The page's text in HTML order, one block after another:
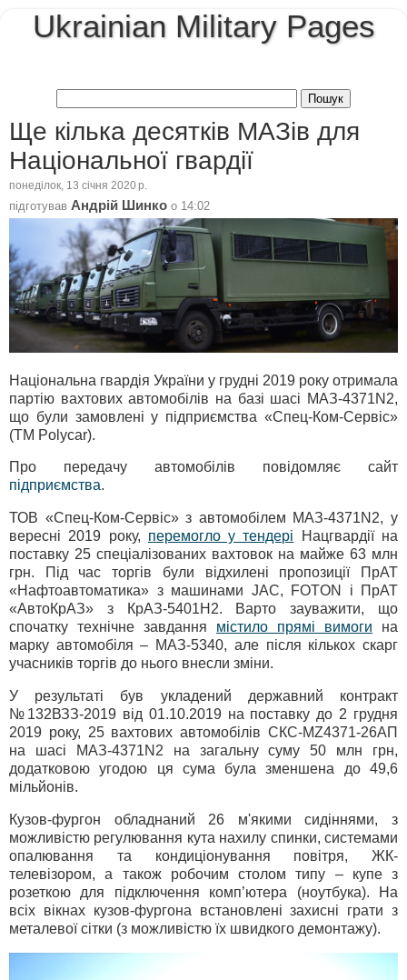
Ukrainian Military Pages
Ще кілька десятків МАЗів для
Національної гвардії
понеділок, 13 січня 2020 р.
підготував Андрій Шинко о 14:02
Національна гвардія України у грудні 2019 року отримала
партію вахтових автомобілів на базі шасі МАЗ-4371N2,
що були замовлені у підприємства «Спец-Ком-Сервіс»
(TM Polycar).
Про передачу автомобілів повідомляє сайт
підприємства.
ТОВ «Спец-Ком-Сервіс» з автомобілем МАЗ-4371N2, у
вересні 2019 року, перемогло у тендері Нацгвардії на
поставку 25 спеціалізованих вахтовок на майже 63 млн
грн. Під час торгів були відхилені пропозиції ПрАТ
«Нафтоавтоматика» з машинами JAC, FOTON і ПрАТ
«АвтоКрАЗ» з КрАЗ-5401Н2. Варто зауважити, що
спочатку технічне завдання містило прямі вимоги на
марку автомобіля – МАЗ-5340, але після кількох скарг
учасників торгів до нього внесли зміни.
У результаті був укладений державний контракт
№132ВЗЗ-2019 від 01.10.2019 на поставку до 2 грудня
2019 року, 25 вахтових автомобілів СКС-MZ4371-26АП
на шасі МАЗ-4371N2 на загальну суму 50 млн грн,
додатковою угодою ця сума була зменшена до 49,6
мільйонів.
Кузов-фургон обладнаний 26 м'якими сидіннями, з
можливістю регулювання кута нахилу спинки, системами
опалювання та кондиціонування повітря, ЖК-
телевізором, а також робочим столом типу – купе з
розеткою для підключення комп’ютера (ноутбука). На
всіх вікнах кузов-фургона встановлені захисні грати з
металевої сітки (з можливістю їх швидкого демонтажу).